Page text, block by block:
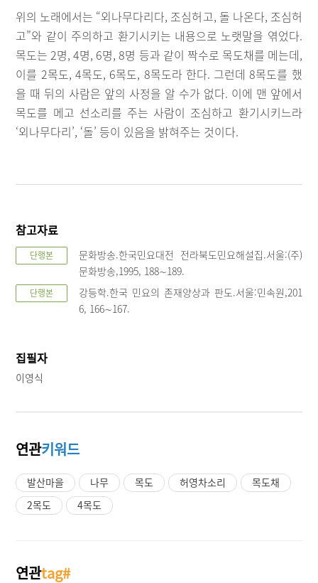
위의 노래에서는 “외나무다리다, 조심허고, 돌 나온다, 조심허
고”와 같이 주의하고 환기시키는 내용으로 노랫말을 엮었다.
목도는 2명, 4명, 6명, 8명 등과 같이 짝수로 목도채를 메는데,
이를 2목도, 4목도, 6목도, 8목도라 한다. 그런데 8목도를 했
을 때 뒤의 사람은 앞의 사정을 알 수가 없다. 이에 맨 앞에서
목도를 메고 선소리를 주는 사람이 조심하고 환기시키느라
‘외나무다리’, ‘돌’ 등이 있음을 밝혀주는 것이다.
참고자료
단행본
문화방송.한국민요대전 전라북도민요해설집.서울:(주)
문화방송,1995, 188∼189.
단행본
강등학.한국 민요의 존재양상과 판도.서울:민속원,201
6, 166∼167.
집필자
이영식
연관키워드
발산마을 나무 목도 허영차소리
목도채
2목도
4목도
연관tag#